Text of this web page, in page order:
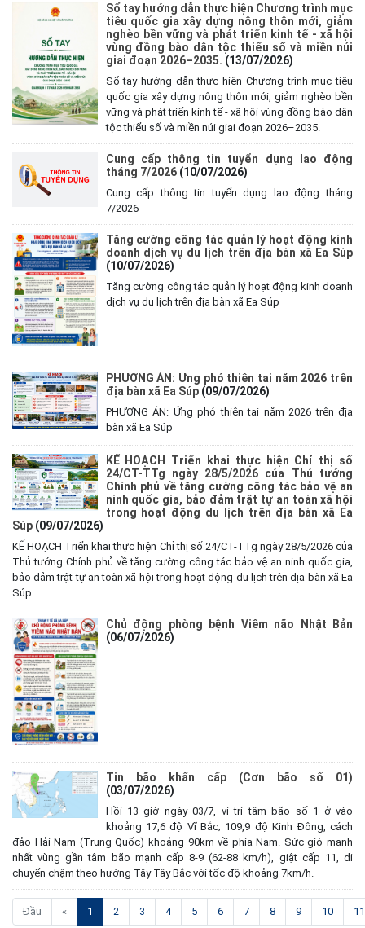
Sổ tay hướng dẫn thực hiện Chương trình mục
tiêu quốc gia xây dựng nông thôn mới, giảm
nghèo bền vững và phát triển kinh tế - xã hội
vùng đồng bào dân tộc thiểu số và miền núi
giai đoạn 2026–2035. (13/07/2026)
Sổ tay hướng dẫn thực hiện Chương trình mục tiêu
quốc gia xây dựng nông thôn mới, giảm nghèo bền
vững và phát triển kinh tế - xã hội vùng đồng bào dân
tộc thiểu số và miền núi giai đoạn 2026–2035.
Cung cấp thông tin tuyển dụng lao động
tháng 7/2026 (10/07/2026)
Cung cấp thông tin tuyển dụng lao động tháng
7/2026
Tăng cường công tác quản lý hoạt động kinh
doanh dịch vụ du lịch trên địa bàn xã Ea Súp
(10/07/2026)
Tăng cường công tác quản lý hoạt động kinh doanh
dịch vụ du lịch trên địa bàn xã Ea Súp
PHƯƠNG ÁN: Ứng phó thiên tai năm 2026 trên
địa bàn xã Ea Súp (09/07/2026)
PHƯƠNG ÁN: Ứng phó thiên tai năm 2026 trên địa
bàn xã Ea Súp
KẾ HOẠCH Triển khai thực hiện Chỉ thị số
24/CT-TTg ngày 28/5/2026 của Thủ tướng
Chính phủ về tăng cường công tác bảo vệ an
ninh quốc gia, bảo đảm trật tự an toàn xã hội
trong hoạt động du lịch trên địa bàn xã Ea
Súp (09/07/2026)
KẾ HOẠCH Triển khai thực hiện Chỉ thị số 24/CT-TTg ngày 28/5/2026 của
Thủ tướng Chính phủ về tăng cường công tác bảo vệ an ninh quốc gia,
bảo đảm trật tự an toàn xã hội trong hoạt động du lịch trên địa bàn xã Ea
Súp
Chủ động phòng bệnh Viêm não Nhật Bản
(06/07/2026)
Tin bão khẩn cấp (Cơn bão số 01)
(03/07/2026)
Hồi 13 giờ ngày 03/7, vị trí tâm bão số 1 ở vào
khoảng 17,6 độ Vĩ Bắc; 109,9 độ Kinh Đông, cách
đảo Hải Nam (Trung Quốc) khoảng 90km về phía Nam. Sức gió mạnh
nhất vùng gần tâm bão mạnh cấp 8-9 (62-88 km/h), giật cấp 11, di
chuyển chậm theo hướng Tây Tây Bắc với tốc độ khoảng 7km/h.
Đầu « 1 (current)
2 3 4 5 6 7 8 9 10 11
Kế hoạch Tổ chức lấy mẫu hài cốt liệt sĩ đối với các mộ chưa
xác định được thông tin trong nghĩa trang liệt sĩ trên địa bàn xã
Ea Súp để giám định AND
(06/08/2026)
Thông báo nghiêm cấm sử dụng đất với khu vực Quy hoạch
cấp đất sản xuất cho các hộ nghèo, cận nghèo thiếu đất sản
xuất trên địa bàn xã.
(06/08/2026)